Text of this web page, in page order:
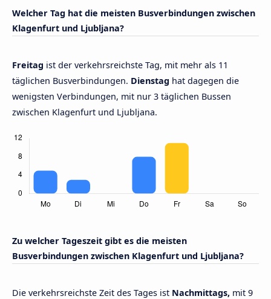
Welcher Tag hat die meisten Busverbindungen zwischen
Klagenfurt und Ljubljana?
Freitag ist der verkehrsreichste Tag, mit mehr als 11
täglichen Busverbindungen. Dienstag hat dagegen die
wenigsten Verbindungen, mit nur 3 täglichen Bussen
zwischen Klagenfurt und Ljubljana.
Zu welcher Tageszeit gibt es die meisten
Busverbindungen zwischen Klagenfurt und Ljubljana?
Die verkehrsreichste Zeit des Tages ist Nachmittags, mit 9